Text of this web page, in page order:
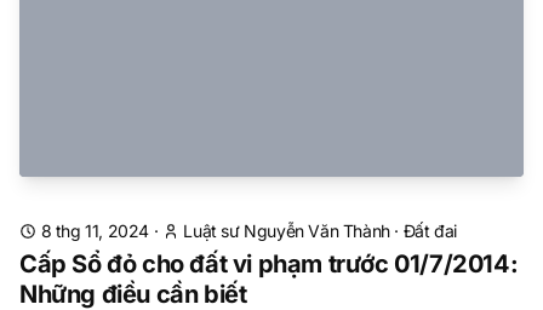
8 thg 11, 2024 · Luật sư Nguyễn Văn Thành· Đất đai
Cấp Sổ đỏ cho đất vi phạm trước 01/7/2014:
Những điều cần biết